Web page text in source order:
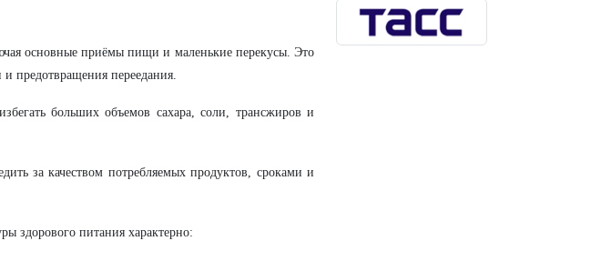
основные приёмы пищи и маленькие перекусы. Это
предотвращения переедания.
больших объемов сахара, соли, трансжиров и
за качеством потребляемых продуктов, сроками и
здорового питания характерно: